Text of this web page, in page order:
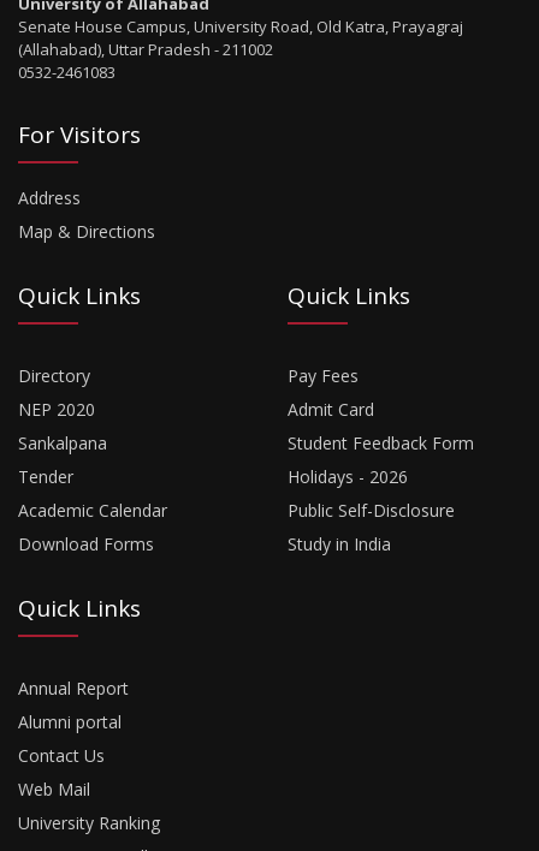
Senate House Campus, University Road, Old Katra, Prayagraj
(Allahabad), Uttar Pradesh - 211002
0532-2461083
For Visitors
Address
Map & Directions
Quick Links
Directory
NEP 2020
Sankalpana
Tender
Academic Calendar
Download Forms
Quick Links
Pay Fees
Admit Card
Student Feedback Form
Holidays - 2026
Public Self-Disclosure
Study in India
Quick Links
Annual Report
Alumni portal
Contact Us
Web Mail
University Ranking